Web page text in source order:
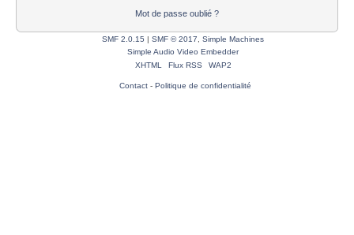
Mot de passe oublié ?
SMF 2.0.15 | SMF © 2017
Simple Machines
Simple Audio Video Embedder
XHTML
Flux RSS WAP2
Contact- Politique de confidentialité